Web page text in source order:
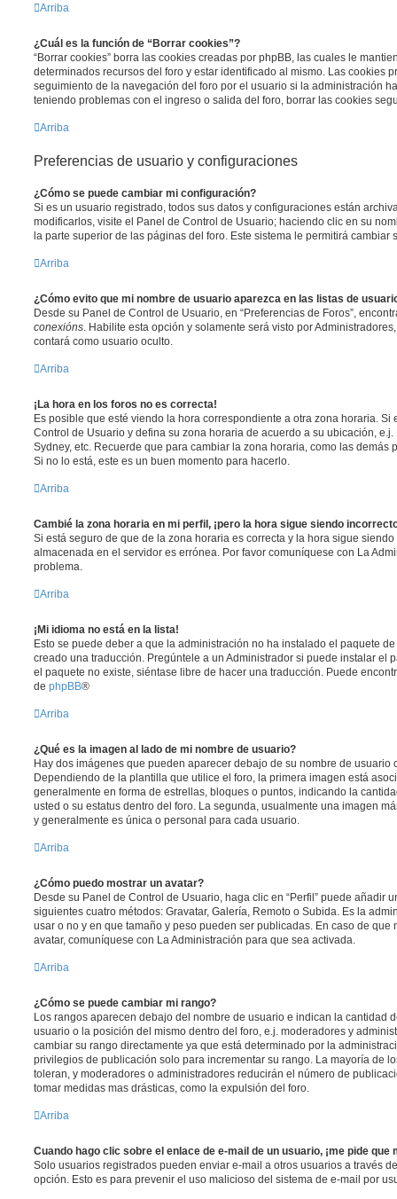
Arriba
¿Cuál es la función de “Borrar cookies”?
“Borrar cookies” borra las cookies creadas por phpBB, las cuales le
determinados recursos del foro y estar identificado al mismo. Las cookies
seguimiento de la navegación del foro por el usuario si la administración
teniendo problemas con el ingreso o salida del foro, borrar las cookies
Arriba
Preferencias de usuario y configuraciones
¿Cómo se puede cambiar mi configuración?
Si es un usuario registrado, todos sus datos y configuraciones están
modificarlos, visite el Panel de Control de Usuario; haciendo clic en su
la parte superior de las páginas del foro. Este sistema le permitirá cambiar
Arriba
¿Cómo evito que mi nombre de usuario aparezca en las listas de
Desde su Panel de Control de Usuario, en “Preferencias de Foros”,
conexións . Habilite esta opción y solamente será visto por
contará como usuario oculto.
Arriba
¡La hora en los foros no es correcta!
Es posible que esté viendo la hora correspondiente a otra zona horaria. Si
Control de Usuario y defina su zona horaria de acuerdo a su ubicación, e.j.
Sydney, etc. Recuerde que para cambiar la zona horaria, como las demás
Si no lo está, este es un buen momento para hacerlo.
Arriba
Cambié la zona horaria en mi perfil, ¡pero la hora sigue siendo
Si está seguro de que de la zona horaria es correcta y la hora sigue
almacenada en el servidor es errónea. Por favor comuníquese con La
problema.
Arriba
¡Mi idioma no está en la lista!
Esto se puede deber a que la administración no ha instalado el paquete
creado una traducción. Pregúntele a un Administrador si puede instalar el
el paquete no existe, siéntase libre de hacer una traducción. Puede
de phpBB®
Arriba
¿Qué es la imagen al lado de mi nombre de usuario?
Hay dos imágenes que pueden aparecer debajo de su nombre de usuario
Dependiendo de la plantilla que utilice el foro, la primera imagen está
generalmente en forma de estrellas, bloques o puntos, indicando la
usted o su estatus dentro del foro. La segunda, usualmente una imagen
y generalmente es única o personal para cada usuario.
Arriba
¿Cómo puedo mostrar un avatar?
Desde su Panel de Control de Usuario, haga clic en “Perfil” puede añadir
siguientes cuatro métodos: Gravatar, Galería, Remoto o Subida. Es la
usar o no y en que tamaño y peso pueden ser publicadas. En caso de
avatar, comuníquese con La Administración para que sea activada.
Arriba
¿Cómo se puede cambiar mi rango?
Los rangos aparecen debajo del nombre de usuario e indican la cantidad
usuario o la posición del mismo dentro del foro, e.j. moderadores y
cambiar su rango directamente ya que está determinado por la
privilegios de publicación solo para incrementar su rango. La mayoría de
toleran, y moderadores o administradores reducirán el número de
tomar medidas mas drásticas, como la expulsión del foro.
Arriba
Cuando hago clic sobre el enlace de e-mail de un usuario, ¡me pide que
Solo usuarios registrados pueden enviar e-mail a otros usuarios a través
opción. Esto es para prevenir el uso malicioso del sistema de e-mail por